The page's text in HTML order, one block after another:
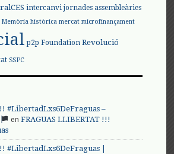
intercanvi jornades assembleàries
Memòria històrica mercat microfinançament
p2p Foundation Revolució
SSPC
#LibertadLxs6DeFraguas –
enFRAGUAS LLIBERTAT !!!
#LibertadLxs6DeFraguas |